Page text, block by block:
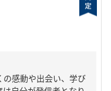
感動や出会い、学び